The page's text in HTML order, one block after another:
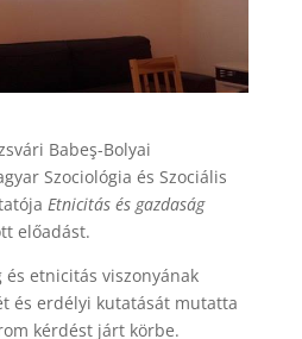
Babeş-Bolyai
Szociológia és Szociális
Etnicitás és gazdaság
előadást.
és etnicitás viszonyának
és erdélyi kutatását mutatta
kérdést járt körbe.